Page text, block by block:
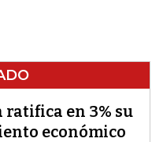
ratifica en 3% su
económico